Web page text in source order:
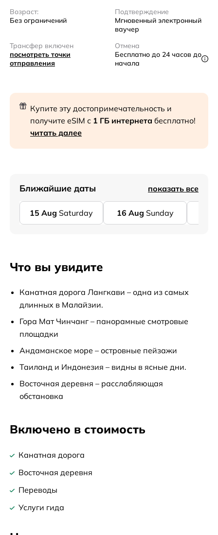
Возраст:
Без ограничений
Подтверждение
Мгновенный электронный
ваучер
Трансфер включен
посмотреть точки
отправления
Отмена
Бесплатно до 24 часов до
начала
Купите эту достопримечательность и
получите eSIM с 1 ГБ интернета бесплатно!
читать далее
Ближайшие даты показать все
15 Aug Saturday 16 Aug Sunday
Что вы увидите
Канатная дорога Лангкави – одна из самых
длинных в Малайзии.
Гора Мат Чинчанг – панорамные смотровые
площадки
Андаманское море – островные пейзажи
Таиланд и Индонезия – видны в ясные дни.
Восточная деревня – расслабляющая
обстановка
Включено в стоимость
Канатная дорога
Восточная деревня
Переводы
Услуги гида